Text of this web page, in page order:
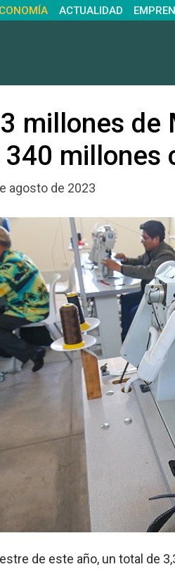
ACTUALIDAD
millones de
millones
agosto de 2023
de este año, un total de